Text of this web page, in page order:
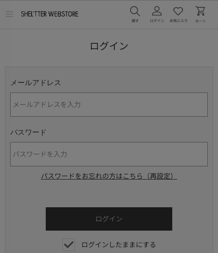
ログイン
メールアドレス
パスワード
パスワードをお忘れの方はこちら（再設定）
ログインしたままにする